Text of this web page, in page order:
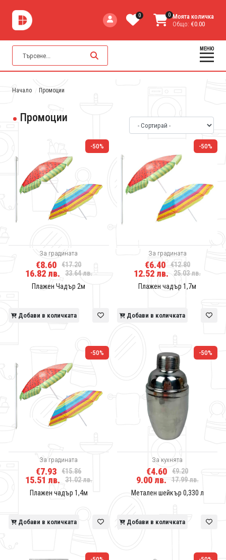
0 0 Моята количка
Общо: €0.00
МЕНЮ
Начало Промоции
Промоции
-50%
За градината
€8.60 €17.20
16.82 лв.
33.64 лв.
Плажен Чадър 2м
Добави в количката
-50%
За градината
€6.40 €12.80
12.52 лв.
25.03 лв.
Плажен чадър 1,7м
Добави в количката
-50%
За градината
€7.93 €15.86
15.51 лв.
31.02 лв.
Плажен чадър 1,4м
Добави в количката
-50%
За кухнята
€4.60 €9.20
9.00 лв.
17.99 лв.
Метален шейкър 0,330 л
Добави в количката